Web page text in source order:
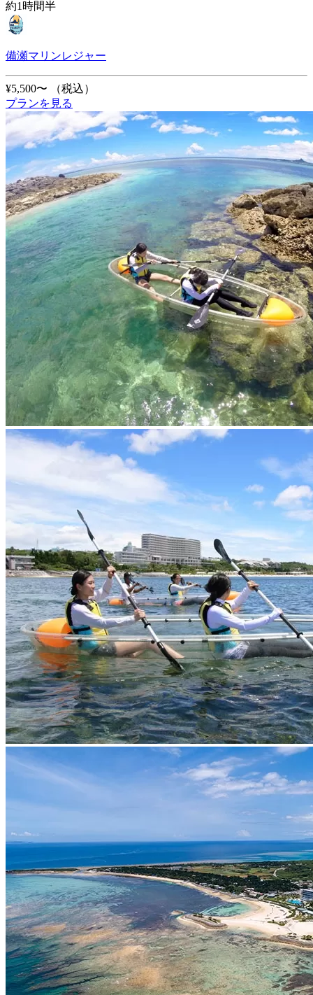
約1時間半
備瀬マリンレジャー
¥5,500〜
（税込）
プランを見る